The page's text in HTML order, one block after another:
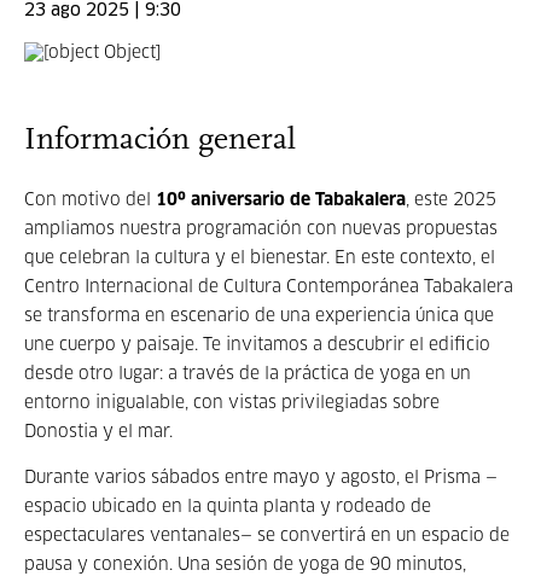
23 ago 2025 | 9:30
Información general
Con motivo del 10º aniversario de Tabakalera, este 2025
ampliamos nuestra programación con nuevas propuestas
que celebran la cultura y el bienestar. En este contexto, el
Centro Internacional de Cultura Contemporánea Tabakalera
se transforma en escenario de una experiencia única que
une cuerpo y paisaje. Te invitamos a descubrir el edificio
desde otro lugar: a través de la práctica de yoga en un
entorno inigualable, con vistas privilegiadas sobre
Donostia y el mar.
Durante varios sábados entre mayo y agosto, el Prisma —
espacio ubicado en la quinta planta y rodeado de
espectaculares ventanales— se convertirá en un espacio de
pausa y conexión. Una sesión de yoga de 90 minutos,